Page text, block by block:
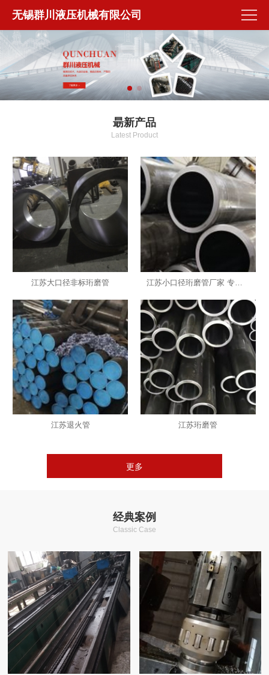
无锡群川液压机械有限公司
朂新产品
Latest Product
江苏大口径非标珩磨管
江苏退火管 江苏珩磨管
更多
经典案例
Classic Case